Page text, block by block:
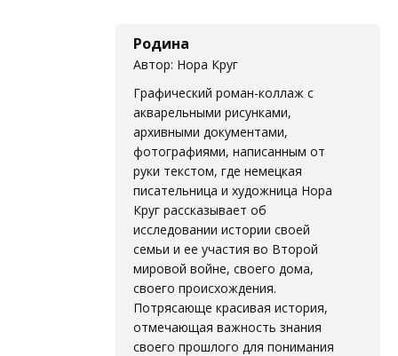
Родина
Автор: Нора Круг
Графический роман-коллаж с
акварельными рисунками,
архивными документами,
фотографиями, написанным от
руки текстом, где немецкая
писательница и художница Нора
Круг рассказывает об
исследовании истории своей
семьи и ее участия во Второй
мировой войне, своего дома,
своего происхождения.
Потрясающе красивая история,
отмечающая важность знания
своего прошлого для понимания